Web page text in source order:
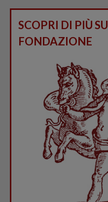
SCOPRI DI PIÙ SU
FONDAZIONE